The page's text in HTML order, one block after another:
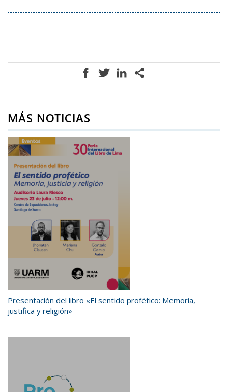
MÁS NOTICIAS
Presentación del libro «El sentido profético: Memoria,
justifica y religión»